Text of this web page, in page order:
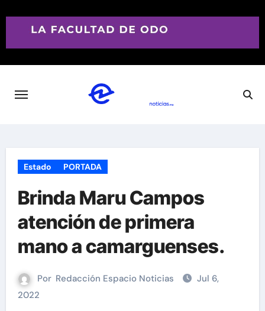
Estado PORTADA
Brinda Maru Campos
atención de primera
mano a camarguenses.
Por Redacción Espacio Noticias
Jul 6,
2022